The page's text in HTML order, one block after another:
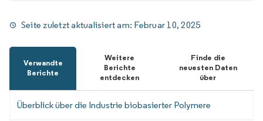
Seite zuletzt aktualisiert am: Februar 10, 2025
Verwandte
Berichte
Weitere
Berichte
entdecken
Finde die
neuesten Daten
über
Überblick über die Industrie biobasierter Polymere